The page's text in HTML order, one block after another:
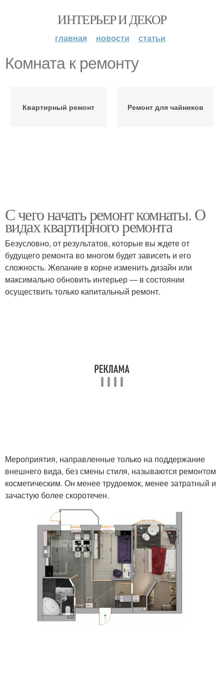
ИНТЕРЬЕР И ДЕКОР
главная новости статьи
Комната к ремонту
Квартирный ремонт Ремонт для чайников
С чего начать ремонт комнаты. О
видах квартирного ремонта
Безусловно, от результатов, которые вы ждете от
будущего ремонта во многом будет зависеть и его
сложность. Желание в корне изменить дизайн или
максимально обновить интерьер — в состоянии
осуществить только капитальный ремонт.
Мероприятия, направленные только на поддержание
внешнего вида, без смены стиля, называются ремонтом
косметическим. Он менее трудоемок, менее затратный и
зачастую более скоротечен.